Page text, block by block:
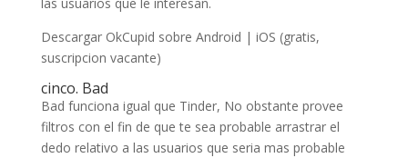
Descargar OkCupid sobre Android | iOS (gratis,
suscripcion vacante)
cinco. Bad
Bad funciona igual que Tinder, No obstante provee
filtros con el fin de que te sea probable arrastrar el
dedo relativo a las usuarios que seri­a mas probable